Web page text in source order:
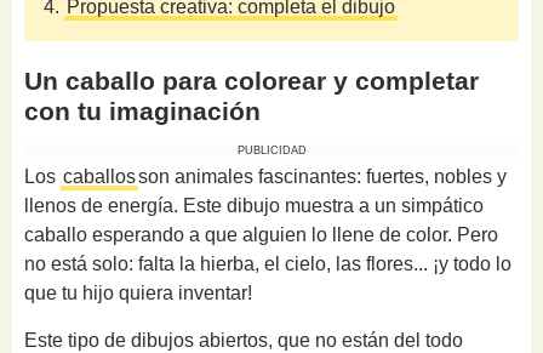
4. Propuesta creativa: completa el dibujo
Un caballo para colorear y completar
con tu imaginación
PUBLICIDAD
Los caballosson animales fascinantes: fuertes, nobles y
llenos de energía. Este dibujo muestra a un simpático
caballo esperando a que alguien lo llene de color. Pero
no está solo: falta la hierba, el cielo, las flores... ¡y todo lo
que tu hijo quiera inventar!
Este tipo de dibujos abiertos, que no están del todo